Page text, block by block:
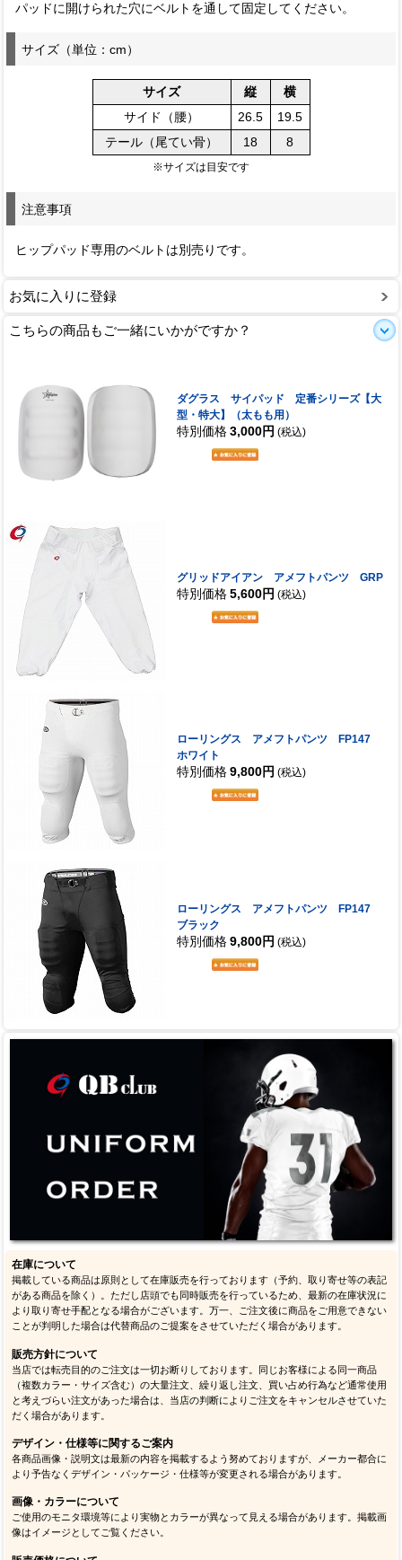
パッドに開けられた穴にベルトを通して固定してください。
サイズ（単位：cm）
サイズ 縦
横
サイド（腰）
26.5
19.5
テール（尾てい骨）
18 8
※サイズは目安です
注意事項
ヒップパッド専用のベルトは別売りです。
お気に入りに登録
こちらの商品もご一緒にいかがですか？
ダグラス サイパッド 定番シリーズ【大
型・特大】（太もも用）
特別価格 3,000円 (税込)
グリッドアイアン アメフトパンツ GRP
特別価格 5,600円 (税込)
ローリングス アメフトパンツ FP147
ホワイト
特別価格 9,800円 (税込)
ローリングス アメフトパンツ FP147
ブラック
特別価格 9,800円 (税込)
在庫について
掲載している商品は原則として在庫販売を行っております（予約、取り寄せ等の表記
がある商品を除く）。ただし店頭でも同時販売を行っているため、最新の在庫状況に
より取り寄せ手配となる場合がございます。万一、ご注文後に商品をご用意できない
ことが判明した場合は代替商品のご提案をさせていただく場合があります。
販売方針について
当店では転売目的のご注文は一切お断りしております。同じお客様による同一商品
（複数カラー・サイズ含む）の大量注文、繰り返し注文、買い占め行為など通常使用
と考えづらい注文があった場合は、当店の判断によりご注文をキャンセルさせていた
だく場合があります。
デザイン・仕様等に関するご案内
各商品画像・説明文は最新の内容を掲載するよう努めておりますが、メーカー都合に
より予告なくデザイン・パッケージ・仕様等が変更される場合があります。
画像・カラーについて
ご使用のモニタ環境等により実物とカラーが異なって見える場合があります。掲載画
像はイメージとしてご覧ください。